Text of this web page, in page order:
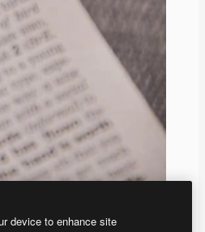
device to enhance site